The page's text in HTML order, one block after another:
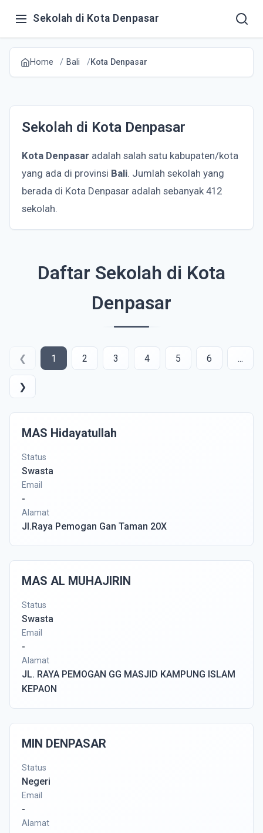
Sekolah di Kota Denpasar
Home Bali Kota Denpasar
Sekolah di Kota Denpasar
Kota Denpasar adalah salah satu kabupaten/kota
yang ada di provinsi Bali. Jumlah sekolah yang
berada di Kota Denpasar adalah sebanyak 412
sekolah.
Daftar Sekolah di Kota
Denpasar
❮ 1 2 3 4 5 6 ...
❯
MAS Hidayatullah
Status
Swasta
Email
-
Alamat
Jl.Raya Pemogan Gan Taman 20X
MAS AL MUHAJIRIN
Status
Swasta
Email
-
Alamat
JL. RAYA PEMOGAN GG MASJID KAMPUNG ISLAM
KEPAON
MIN DENPASAR
Status
Negeri
Email
-
Alamat